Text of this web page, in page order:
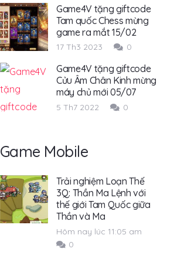
Game4V tặng giftcode
Tam quốc Chess mừng
game ra mắt 15/02
17 Th3 2023 0
Game4V tặng giftcode
Cửu Âm Chân Kinh mừng
máy chủ mới 05/07
5 Th7 2022 0
Game Mobile
Trải nghiệm Loạn Thế
3Q: Thần Ma Lệnh với
thế giới Tam Quốc giữa
Thần và Ma
Hôm nay lúc 11:05 am
0